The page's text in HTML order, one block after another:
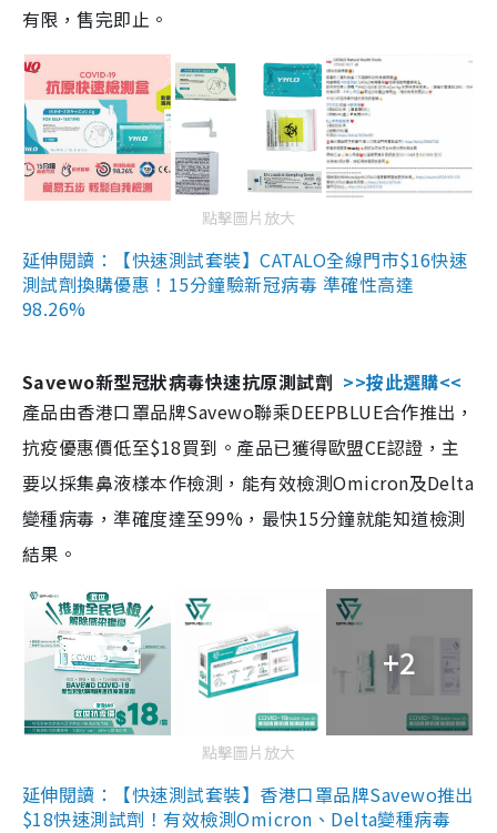
有限，售完即止。
點擊圖片放大
延伸閱讀：【快速測試套裝】CATALO全線門市$16快速
測試劑換購優惠！15分鐘驗新冠病毒 準確性高達
98.26%
Savewo新型冠狀病毒快速抗原測試劑 >>按此選購<<
產品由香港口罩品牌Savewo聯乘DEEPBLUE合作推出，
抗疫優惠價低至$18買到。產品已獲得歐盟CE認證，主
要以採集鼻液樣本作檢測，能有效檢測Omicron及Delta
變種病毒，準確度達至99%，最快15分鐘就能知道檢測
結果。
+2
點擊圖片放大
延伸閱讀：【快速測試套裝】香港口罩品牌Savewo推出
$18快速測試劑！有效檢測Omicron、Delta變種病毒